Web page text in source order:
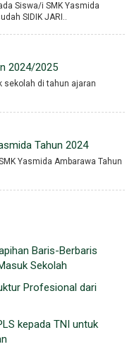
Siswa/i SMK Yasmida
SIDIK JARI..
2024/2025
sekolah di tahun ajaran
Tahun 2024
Yasmida Ambarawa Tahun
Baris-Berbaris
Sekolah
Profesional dari
kepada TNI untuk